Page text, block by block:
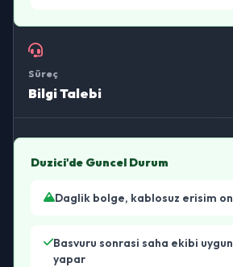
Süreç
Bilgi Talebi
Duzici'de Guncel Durum
Daglik bolge, kablosuz erisim
Basvuru sonrasi saha ekibi
yapar